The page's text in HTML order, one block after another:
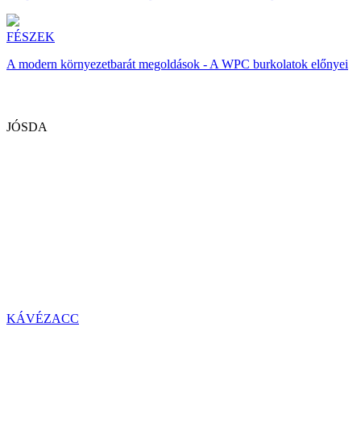
FÉSZEK
A modern környezetbarát megoldások - A WPC burkolatok előnyei
JÓSDA
KÁVÉZACC